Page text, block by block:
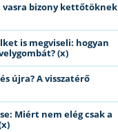
vasra bizony kettőtöknek
is megviseli: hogyan
(x)
újra? A visszatérő
Miért nem elég csak a